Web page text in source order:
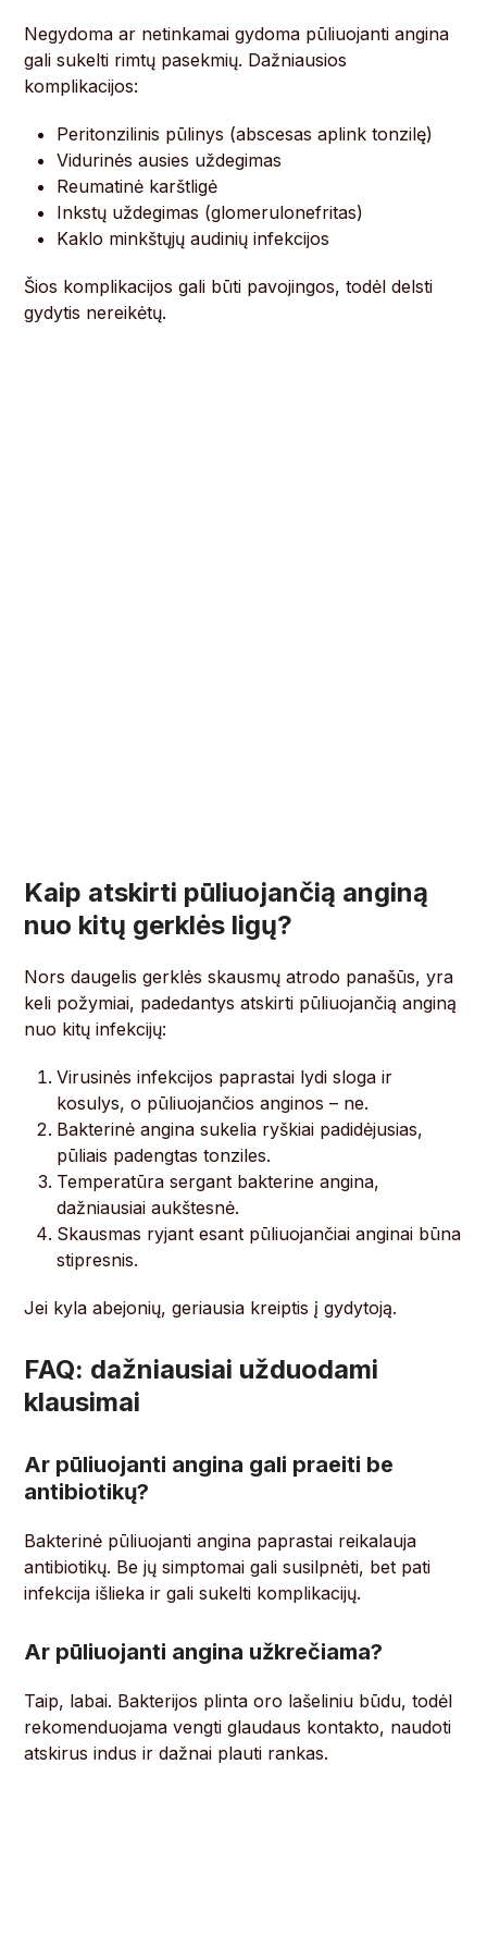
Negydoma ar netinkamai gydoma pūliuojanti angina
gali sukelti rimtų pasekmių. Dažniausios
komplikacijos:
Peritonzilinis pūlinys (abscesas aplink tonzilę)
Vidurinės ausies uždegimas
Reumatinė karštligė
Inkstų uždegimas (glomerulonefritas)
Kaklo minkštųjų audinių infekcijos
Šios komplikacijos gali būti pavojingos, todėl delsti
gydytis nereikėtų.
Kaip atskirti pūliuojančią anginą
nuo kitų gerklės ligų?
Nors daugelis gerklės skausmų atrodo panašūs, yra
keli požymiai, padedantys atskirti pūliuojančią anginą
nuo kitų infekcijų:
Virusinės infekcijos paprastai lydi sloga ir
kosulys, o pūliuojančios anginos – ne.
Bakterinė angina sukelia ryškiai padidėjusias,
pūliais padengtas tonziles.
Temperatūra sergant bakterine angina,
dažniausiai aukštesnė.
Skausmas ryjant esant pūliuojančiai anginai būna
stipresnis.
Jei kyla abejonių, geriausia kreiptis į gydytoją.
FAQ: dažniausiai užduodami
klausimai
Ar pūliuojanti angina gali praeiti be
antibiotikų?
Bakterinė pūliuojanti angina paprastai reikalauja
antibiotikų. Be jų simptomai gali susilpnėti, bet pati
infekcija išlieka ir gali sukelti komplikacijų.
Ar pūliuojanti angina užkrečiama?
Taip, labai. Bakterijos plinta oro lašeliniu būdu, todėl
rekomenduojama vengti glaudaus kontakto, naudoti
atskirus indus ir dažnai plauti rankas.